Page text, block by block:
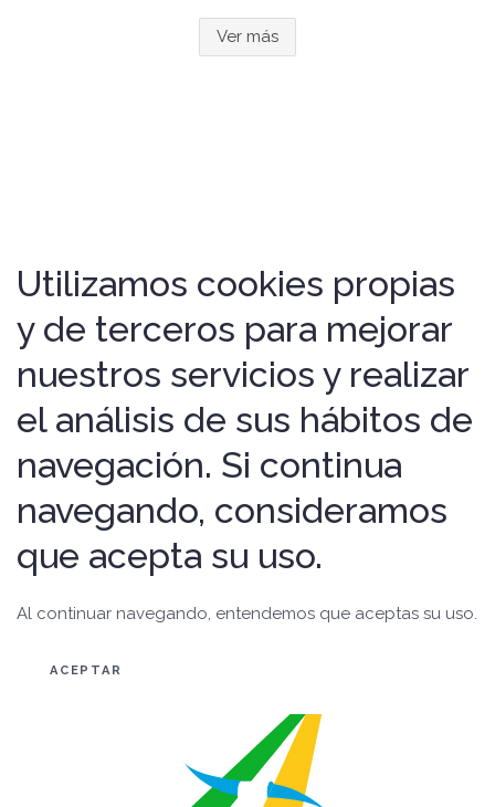
Ver más
Utilizamos cookies propias
y de terceros para mejorar
nuestros servicios y realizar
el análisis de sus hábitos de
navegación. Si continua
navegando, consideramos
que acepta su uso.
Al continuar navegando, entendemos que aceptas su uso.
ACEPTAR